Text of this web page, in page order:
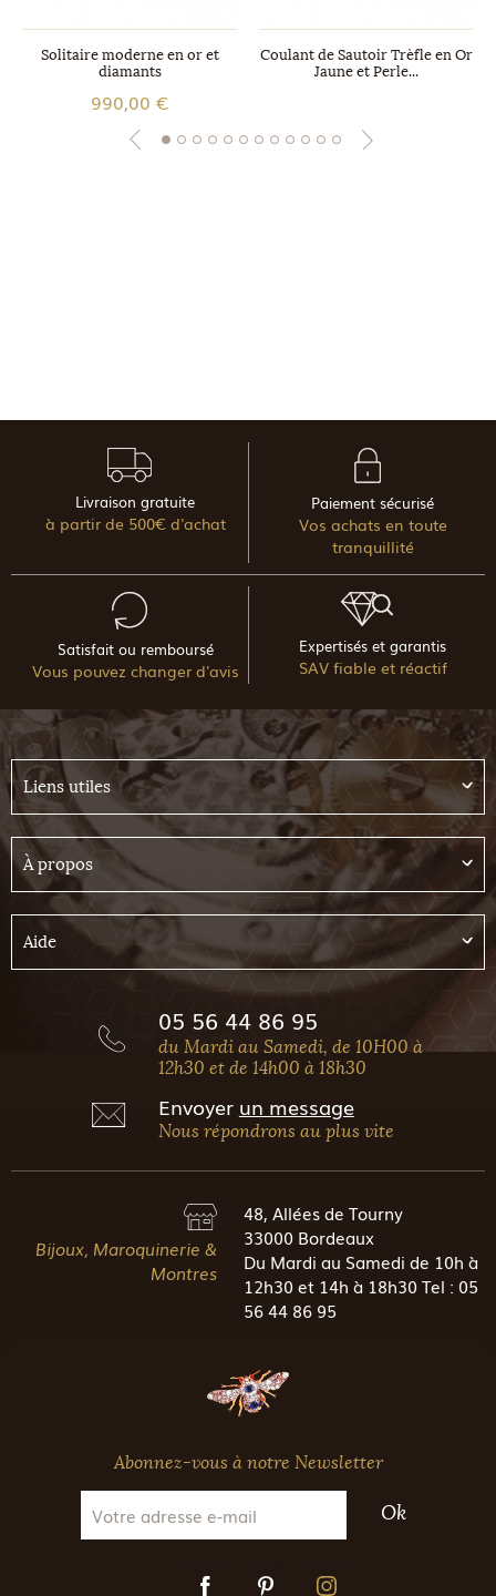
Solitaire moderne en or et
diamants
990,00 €
Coulant de Sautoir Trèfle en Or
Jaune et Perle...
Livraison gratuite
à partir de 500€ d'achat
Paiement sécurisé
Vos achats en toute
tranquillité
Satisfait ou remboursé
Vous pouvez changer d'avis
Expertisés et garantis
SAV fiable et réactif
Liens utiles
À propos
Aide
05 56 44 86 95
du Mardi au Samedi, de 10H00 à
12h30 et de 14h00 à 18h30
Envoyer un message
Nous répondrons au plus vite
Bijoux, Maroquinerie &
Montres
48, Allées de Tourny
33000 Bordeaux
Du Mardi au Samedi de 10h à
12h30 et 14h à 18h30 Tel : 05
56 44 86 95
Abonnez-vous à notre Newsletter
Ok